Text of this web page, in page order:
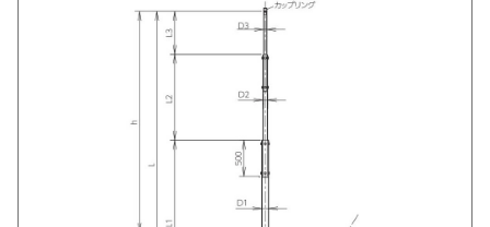
建設サイト・シリーズの 個人データの共同利用について